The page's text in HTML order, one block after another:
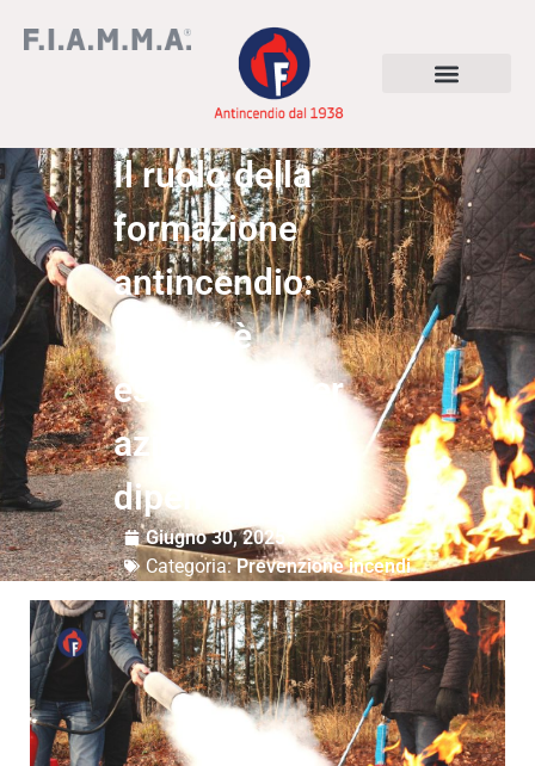
Il ruolo della
formazione
antincendio:
perché è
essenziale per
aziende e
dipendenti
Giugno 30, 2025
Categoria: Prevenzione incendi